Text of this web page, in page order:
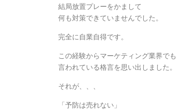
結局放置プレーをかまして
何も対策できていませんでした。
完全に自業自得です。
この経験からマーケティング業界でも
言われている格言を思い出しました。
それが、、、
「予防は売れない」